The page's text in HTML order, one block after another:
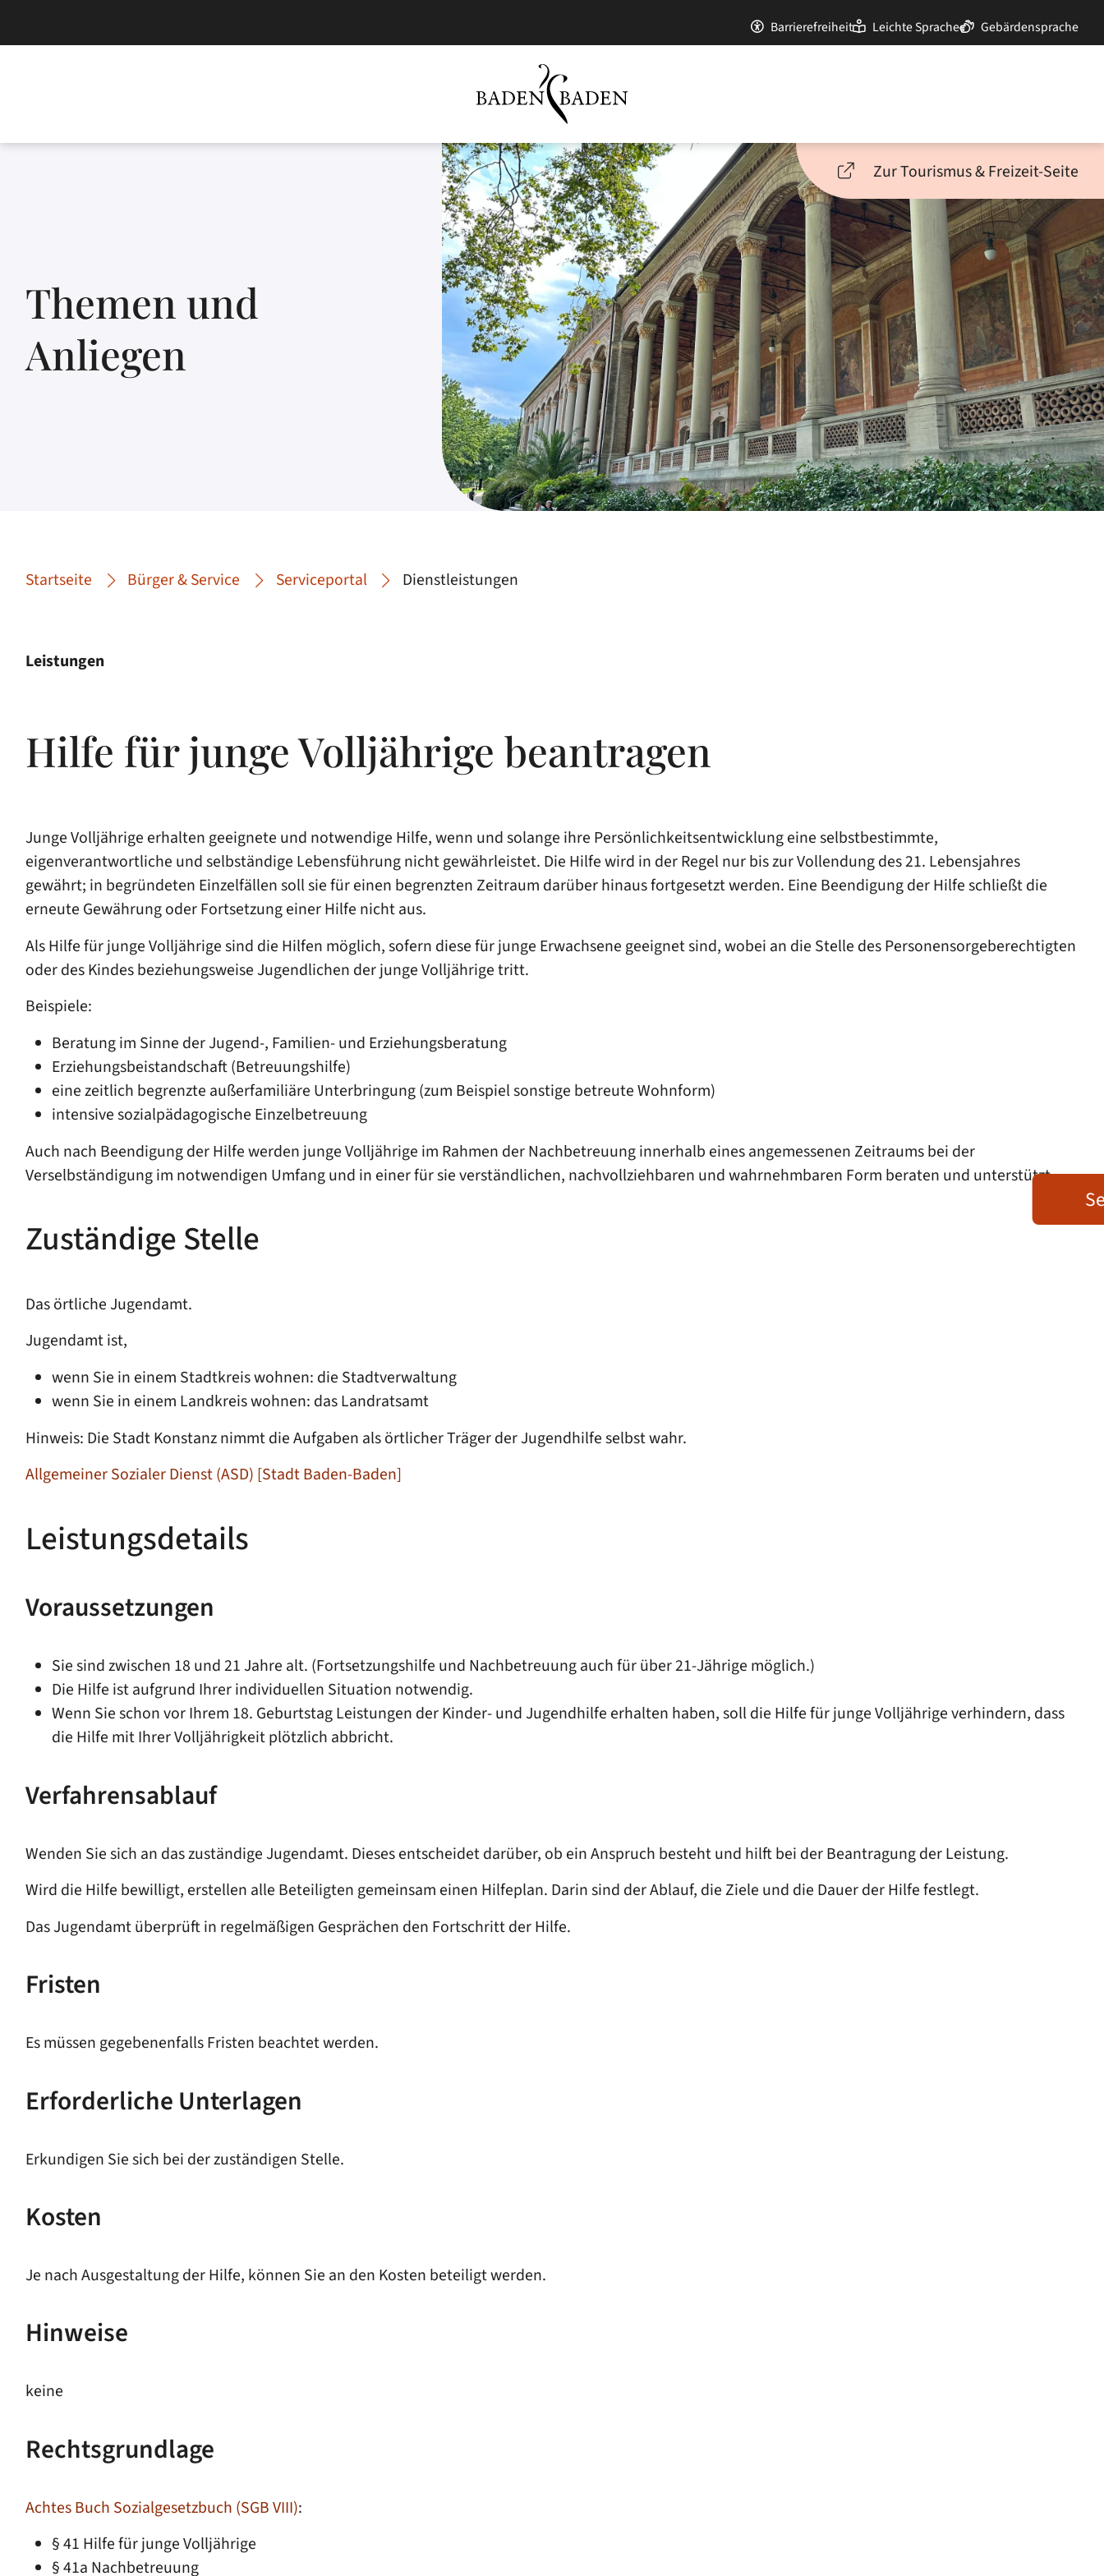
Barrierefreiheit Leichte Sprache Gebärdensprache
Zur Tourismus & Freizeit-Seite
Themen und
Anliegen
Startseite Bürger & Service Serviceportal Dienstleistungen
Leistungen
Hilfe für junge Volljährige beantragen
Junge Volljährige erhalten geeignete und notwendige Hilfe, wenn und solange ihre Persönlichkeitsentwicklung eine selbstbestimmte,
eigenverantwortliche und selbständige Lebensführung nicht gewährleistet. Die Hilfe wird in der Regel nur bis zur Vollendung des 21. Lebensjahres
gewährt; in begründeten Einzelfällen soll sie für einen begrenzten Zeitraum darüber hinaus fortgesetzt werden. Eine Beendigung der Hilfe schließt die
erneute Gewährung oder Fortsetzung einer Hilfe nicht aus.
Als Hilfe für junge Volljährige sind die Hilfen möglich, sofern diese für junge Erwachsene geeignet sind, wobei an die Stelle des Personensorgeberechtigten
oder des Kindes beziehungsweise Jugendlichen der junge Volljährige tritt.
Beispiele:
Beratung im Sinne der Jugend-, Familien- und Erziehungsberatung
Erziehungsbeistandschaft (Betreuungshilfe)
eine zeitlich begrenzte außerfamiliäre Unterbringung (zum Beispiel sonstige betreute Wohnform)
intensive sozialpädagogische Einzelbetreuung
Auch nach Beendigung der Hilfe werden junge Volljährige im Rahmen der Nachbetreuung innerhalb eines angemessenen Zeitraums bei der
Verselbständigung im notwendigen Umfang und in einer für sie verständlichen, nachvollziehbaren und wahrnehmbaren Form beraten und unterstützt.
Zuständige Stelle
Das örtliche Jugendamt.
Jugendamt ist,
wenn Sie in einem Stadtkreis wohnen: die Stadtverwaltung
wenn Sie in einem Landkreis wohnen: das Landratsamt
Hinweis: Die Stadt Konstanz nimmt die Aufgaben als örtlicher Träger der Jugendhilfe selbst wahr.
Allgemeiner Sozialer Dienst (ASD) [Stadt Baden-Baden]
Leistungsdetails
Voraussetzungen
Sie sind zwischen 18 und 21 Jahre alt. (Fortsetzungshilfe und Nachbetreuung auch für über 21-Jährige möglich.)
Die Hilfe ist aufgrund Ihrer individuellen Situation notwendig.
Wenn Sie schon vor Ihrem 18. Geburtstag Leistungen der Kinder- und Jugendhilfe erhalten haben, soll die Hilfe für junge Volljährige verhindern, dass
die Hilfe mit Ihrer Volljährigkeit plötzlich abbricht.
Verfahrensablauf
Wenden Sie sich an das zuständige Jugendamt. Dieses entscheidet darüber, ob ein Anspruch besteht und hilft bei der Beantragung der Leistung.
Wird die Hilfe bewilligt, erstellen alle Beteiligten gemeinsam einen Hilfeplan. Darin sind der Ablauf, die Ziele und die Dauer der Hilfe festlegt.
Das Jugendamt überprüft in regelmäßigen Gesprächen den Fortschritt der Hilfe.
Fristen
Es müssen gegebenenfalls Fristen beachtet werden.
Erforderliche Unterlagen
Erkundigen Sie sich bei der zuständigen Stelle.
Kosten
Je nach Ausgestaltung der Hilfe, können Sie an den Kosten beteiligt werden.
Hinweise
keine
Rechtsgrundlage
Achtes Buch Sozialgesetzbuch (SGB VIII):
§ 41 Hilfe für junge Volljährige
§ 41a Nachbetreuung